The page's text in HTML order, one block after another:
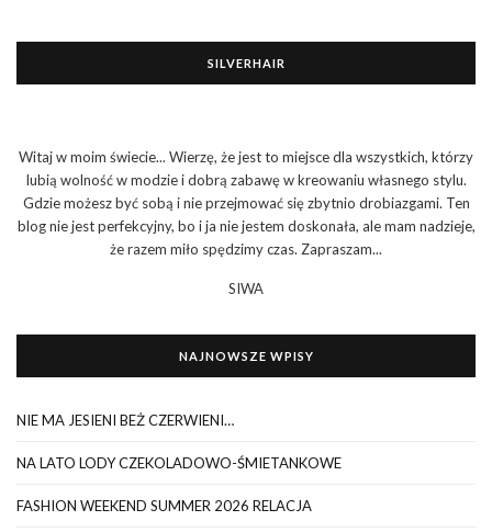
SILVERHAIR
Witaj w moim świecie... Wierzę, że jest to miejsce dla wszystkich, którzy
lubią wolność w modzie i dobrą zabawę w kreowaniu własnego stylu.
Gdzie możesz być sobą i nie przejmować się zbytnio drobiazgami. Ten
blog nie jest perfekcyjny, bo i ja nie jestem doskonała, ale mam nadzieje,
że razem miło spędzimy czas. Zapraszam...
SIWA
NAJNOWSZE WPISY
NIE MA JESIENI BEŻ CZERWIENI…
NA LATO LODY CZEKOLADOWO-ŚMIETANKOWE
FASHION WEEKEND SUMMER 2026 RELACJA